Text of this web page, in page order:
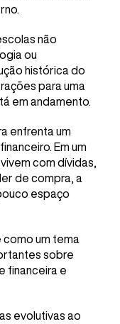
não
ou
histórica do
para uma
em andamento.
enfrenta um
Em um
com dívidas,
de compra, a
espaço
um tema
sobre
financeira e
evolutivas ao